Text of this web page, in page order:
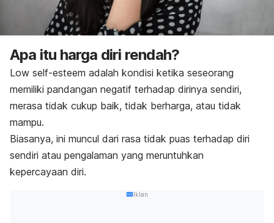
Apa itu harga diri rendah?
Low self-esteem adalah kondisi ketika seseorang
memiliki pandangan negatif terhadap dirinya sendiri,
merasa tidak cukup baik, tidak berharga, atau tidak
mampu.
Biasanya, ini muncul dari rasa tidak puas terhadap diri
sendiri atau pengalaman yang meruntuhkan
kepercayaan diri.
Iklan